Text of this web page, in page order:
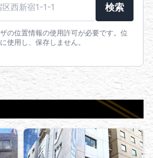
検索
の位置情報の使用許可が必要です。位
使用し、保存しません。